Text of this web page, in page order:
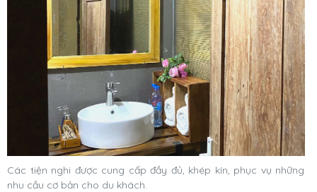
Các tiện nghi được cung cấp đầy đủ, khép kín, phục vụ những
nhu cầu cơ bản cho du khách.